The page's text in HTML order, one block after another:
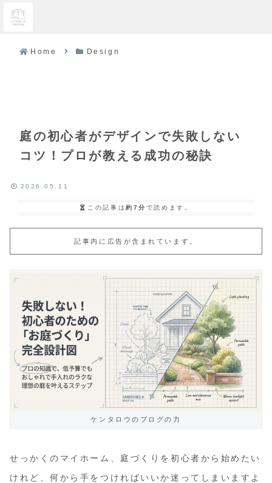
Home Design
庭の初心者がデザインで失敗しない
コツ！プロが教える成功の秘訣
2026.05.11
この記事は約7分 で読めます。
記事内に広告が含まれています。
ケンタロウのブログの力
せっかくのマイホーム、庭づくりを初心者から始めたい
けれど、何から手をつければいいか迷ってしまいますよ